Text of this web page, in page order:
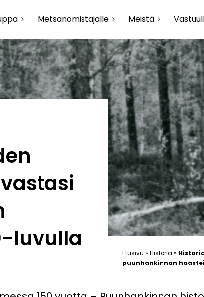
Metsänomistajalle Meistä
luvulla
Etusivu » Historia »
puunhankinnan